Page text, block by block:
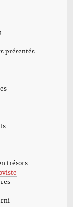
présentés
trésors